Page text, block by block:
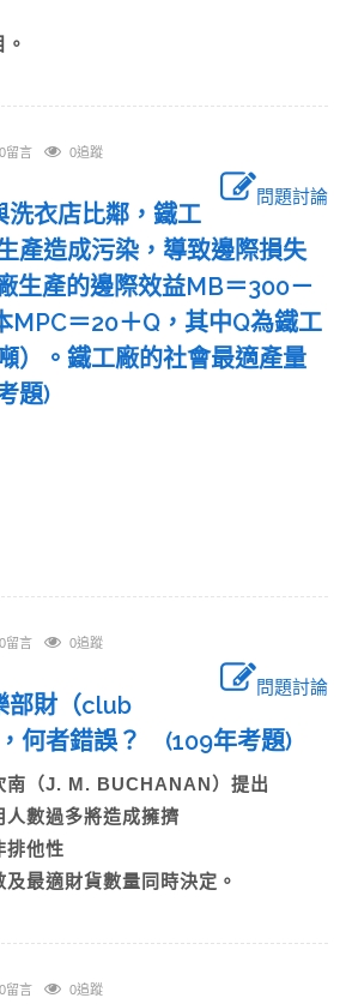
0留言 0追蹤
問題討論
洗衣店比鄰，鐵工
產造成污染，導致邊際損失
生產的邊際效益MB＝300－
MPC＝20＋Q，其中Q為鐵工
）。鐵工廠的社會最適產量
題)
0留言 0追蹤
問題討論
部財（club
何者錯誤？ (109年考題)
南（J. M. BUCHANAN）提出
人數過多將造成擁擠
排他性
最適財貨數量同時決定。
0留言 0追蹤